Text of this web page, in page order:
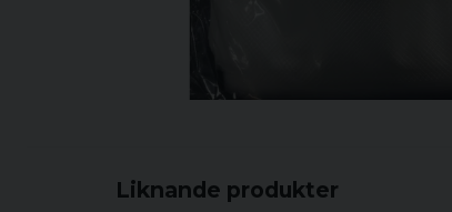
Liknande produkter